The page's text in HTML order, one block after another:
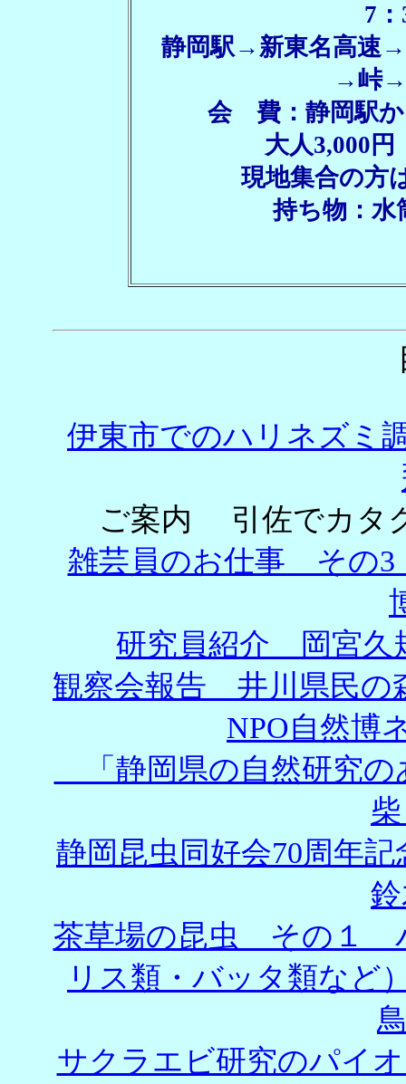
7：
静岡駅→新東名高速
→峠
会 費：静岡駅
大人3,000
現地集合の方
持ち物：水
伊東市でのハリネズミ
ご案内 引佐でカタ
雑芸員のお仕事
研究員紹介 岡宮
観察会報告 井川県民
NPO自然博
「静岡県の自然研究の
静岡昆虫同好会70周年
茶草場の昆虫 その１
リス類・バッタ類など
サクラエビ研究のパ